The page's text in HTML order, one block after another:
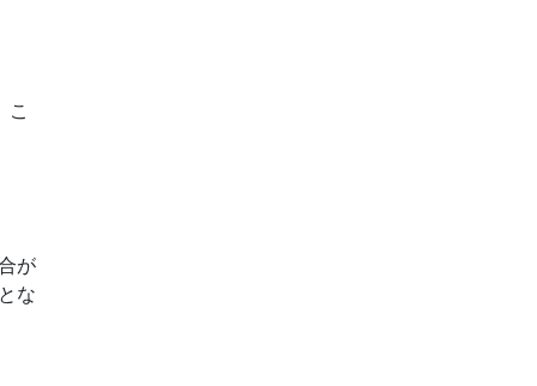
こ
が
な